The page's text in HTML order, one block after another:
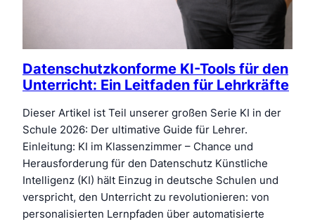
Datenschutzkonforme KI-Tools für den
Unterricht: Ein Leitfaden für Lehrkräfte
Dieser Artikel ist Teil unserer großen Serie KI in der
Schule 2026: Der ultimative Guide für Lehrer.
Einleitung: KI im Klassenzimmer – Chance und
Herausforderung für den Datenschutz Künstliche
Intelligenz (KI) hält Einzug in deutsche Schulen und
verspricht, den Unterricht zu revolutionieren: von
personalisierten Lernpfaden über automatisierte